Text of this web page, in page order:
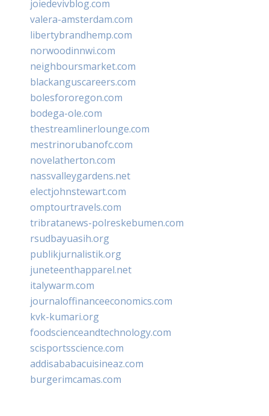
joiedevivblog.com
valera-amsterdam.com
libertybrandhemp.com
norwoodinnwi.com
neighboursmarket.com
blackanguscareers.com
bolesfororegon.com
bodega-ole.com
thestreamlinerlounge.com
mestrinorubanofc.com
novelatherton.com
nassvalleygardens.net
electjohnstewart.com
omptourtravels.com
tribratanews-polreskebumen.com
rsudbayuasih.org
publikjurnalistik.org
juneteenthapparel.net
italywarm.com
journaloffinanceeconomics.com
kvk-kumari.org
foodscienceandtechnology.com
scisportsscience.com
addisababacuisineaz.com
burgerimcamas.com